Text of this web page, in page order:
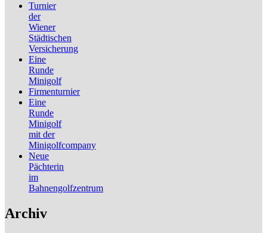
Turnier
der
Wiener
Städtischen
Versicherung
Eine
Runde
Minigolf
Firmenturnier
Eine
Runde
Minigolf
mit der
Minigolfcompany
Neue
Pächterin
im
Bahnengolfzentrum
Archiv